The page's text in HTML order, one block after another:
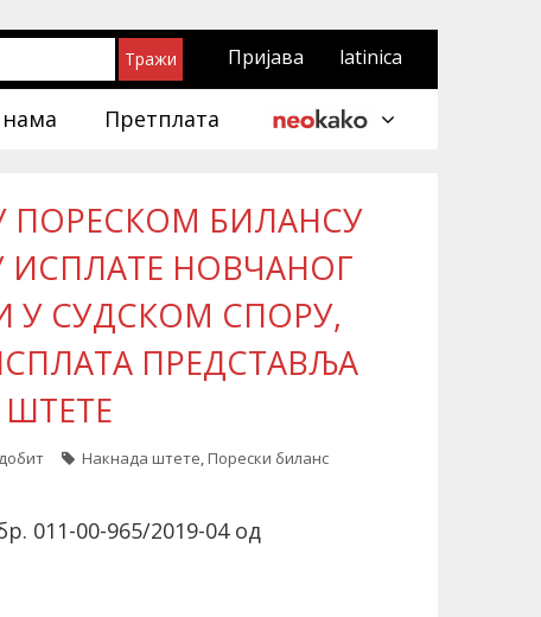
Пријава latinica
Претплата
ПОРЕСКОМ БИЛАНСУ
НОВЧАНОГ
У СУДСКОМ СПОРУ,
ПРЕДСТАВЉА
Накнада штете, Порески биланс
011-00-965/2019-04 од